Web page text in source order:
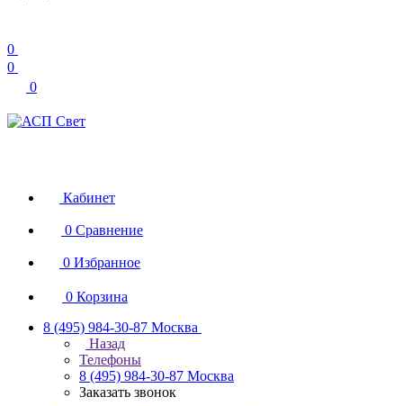
0
0
0
Кабинет
0 Сравнение
0 Избранное
0 Корзина
8 (495) 984-30-87 Москва
Назад
Телефоны
8 (495) 984-30-87 Москва
Заказать звонок